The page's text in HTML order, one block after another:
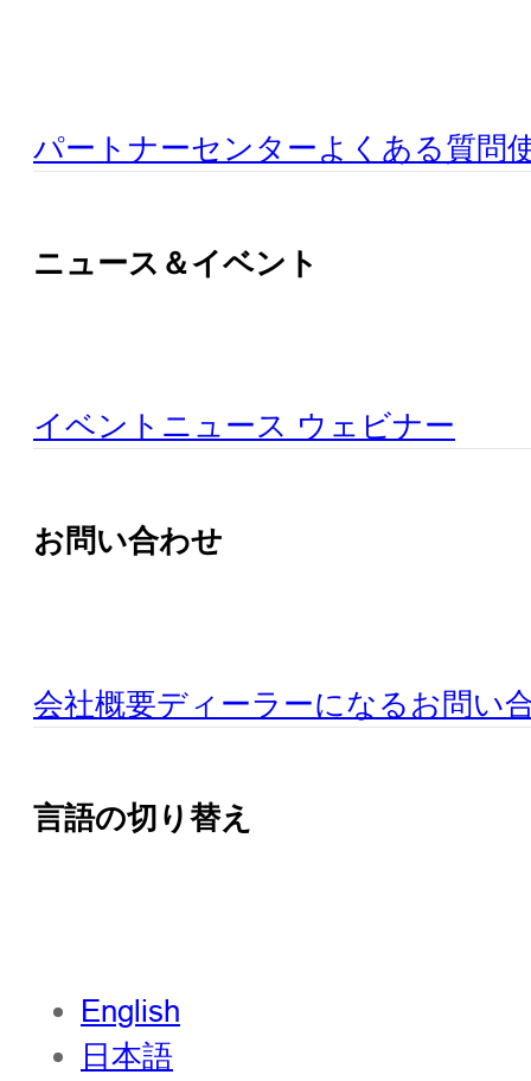
パートナーセンターよくある質問
ニュース＆イベント
イベント ニュース ウェビナー
お問い合わせ
会社概要ディーラーになるお問い
言語の切り替え
English
日本語